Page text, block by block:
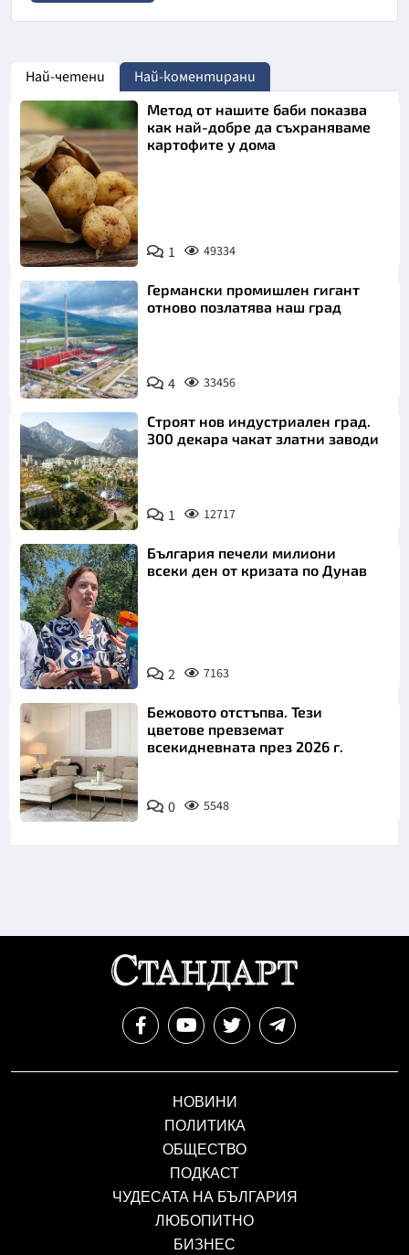
Най-четени Най-коментирани
Снимка:
Пиксабей
Метод от нашите баби показва
как най-добре да съхраняваме
картофите у дома
1 49334
Германски промишлен гигант
отново позлатява наш град
4 33456
Строят нов индустриален град.
300 декара чакат златни заводи
1 12717
Снимка: БТА
България печели милиони
всеки ден от кризата по Дунав
2 7163
Бежовото отстъпва. Тези
цветове превземат
всекидневната през 2026 г.
0 5548
НОВИНИ
ПОЛИТИКА
ОБЩЕСТВО
ПОДКАСТ
ЧУДЕСАТА НА БЪЛГАРИЯ
ЛЮБОПИТНО
БИЗНЕС